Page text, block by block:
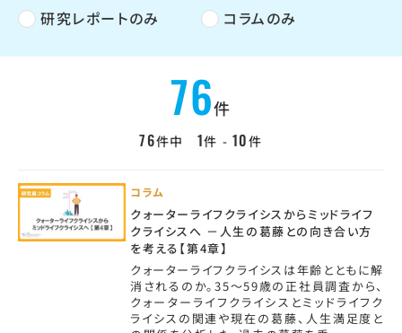
研究レポートのみ
コラムのみ
76件
76件中 1件 - 10件
コラム
クォーターライフクライシスからミッドライフ
クライシスへ －人生の葛藤との向き合い方
を考える【第4章】
クォーターライフクライシスは年齢とともに解
消されるのか。35～59歳の正社員調査から、
クォーターライフクライシスとミッドライフク
ライシスの関連や現在の葛藤、人生満足度と